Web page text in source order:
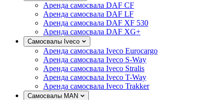
Аренда самосвала DAF CF
Аренда самосвала DAF LF
Аренда самосвала DAF XF 530
Аренда самосвала DAF XG+
Самосвалы Iveco
Аренда самосвала Iveco Eurocargo
Аренда самосвала Iveco S-Way
Аренда самосвала Iveco Stralis
Аренда самосвала Iveco T-Way
Аренда самосвала Iveco Trakker
Самосвалы MAN